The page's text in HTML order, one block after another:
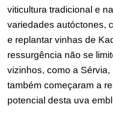
viticultura tradicional e
variedades autóctones,
e replantar vinhas de
ressurgência não se
vizinhos, como a
também começaram a
potencial desta uva